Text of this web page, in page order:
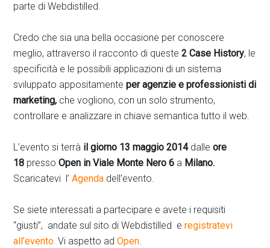
parte di Webdistilled.
Credo che sia una bella occasione per conoscere
meglio, attraverso il racconto di queste2 Case History, le
specificità e le possibili applicazioni di un sistema
sviluppato appositamenteper agenzie e professionisti di
marketing, che vogliono, con un solo strumento,
controllare e analizzare in chiave semantica tutto il web.
L’evento si terrà il giorno 13 maggio 2014dalleore
18 pressoOpen in Viale Monte Nero 6 a Milano.
Scaricatevi l’Agenda dell’evento.
Se siete interessati a partecipare e avete i requisiti
“giusti”, andate sul sito di Webdistilled eregistratevi
all’evento. Vi aspetto adOpen.